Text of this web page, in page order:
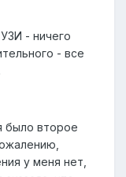
- ничего
- все
было второе
у меня нет,